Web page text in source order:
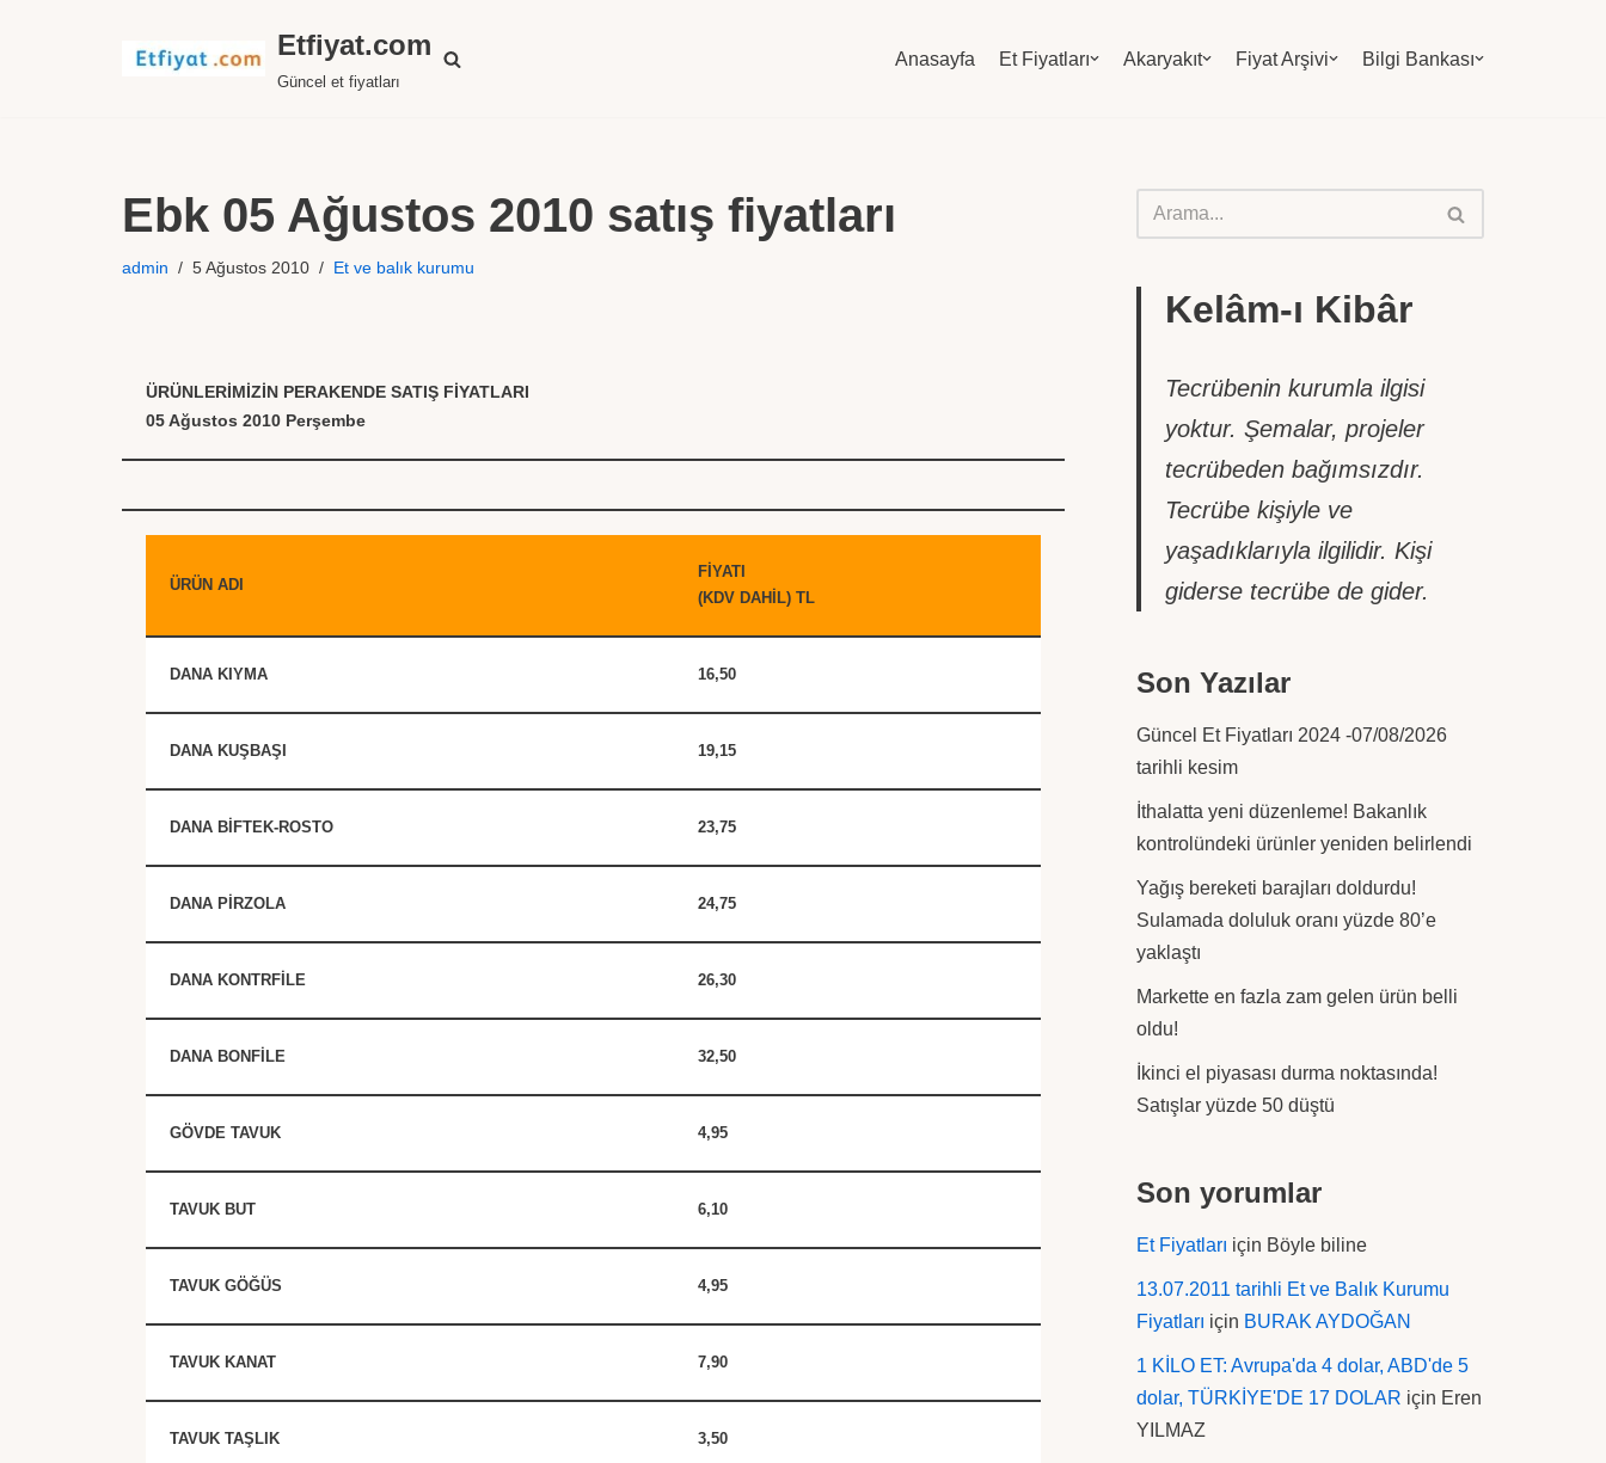
Etfiyat.com
Güncel et fiyatları
Anasayfa Et Fiyatları Akaryakıt Fiyat Arşivi Bilgi Bankası
Ebk 05 Ağustos 2010 satış fiyatları
admin 5 Ağustos 2010 Et ve balık kurumu
ÜRÜNLERİMİZİN PERAKENDE SATIŞ FİYATLARI
05 Ağustos 2010 Perşembe
ÜRÜN ADI
FİYATI
(KDV DAHİL) TL
DANA KIYMA 16,50
DANA KUŞBAŞI 19,15
DANA BİFTEK-ROSTO 23,75
DANA PİRZOLA 24,75
DANA KONTRFİLE 26,30
DANA BONFİLE 32,50
GÖVDE TAVUK 4,95
TAVUK BUT 6,10
TAVUK GÖĞÜS 4,95
TAVUK KANAT 7,90
TAVUK TAŞLIK 3,50
Kelâm-ı Kibâr
Tecrübenin kurumla ilgisi
yoktur. Şemalar, projeler
tecrübeden bağımsızdır.
Tecrübe kişiyle ve
yaşadıklarıyla ilgilidir. Kişi
giderse tecrübe de gider.
Son Yazılar
Güncel Et Fiyatları 2024 -07/08/2026
tarihli kesim
İthalatta yeni düzenleme! Bakanlık
kontrolündeki ürünler yeniden belirlendi
Yağış bereketi barajları doldurdu!
Sulamada doluluk oranı yüzde 80’e
yaklaştı
Markette en fazla zam gelen ürün belli
oldu!
İkinci el piyasası durma noktasında!
Satışlar yüzde 50 düştü
Son yorumlar
Et Fiyatları için Böyle biline
13.07.2011 tarihli Et ve Balık Kurumu
Fiyatları için BURAK AYDOĞAN
1 KİLO ET: Avrupa'da 4 dolar, ABD'de 5
dolar, TÜRKİYE'DE 17 DOLAR için Eren
YILMAZ